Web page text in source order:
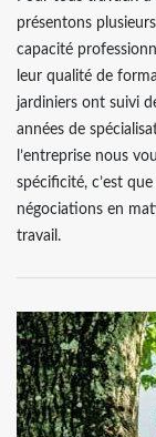
présentons
capacité
leur qualité de
jardiniers ont suivi
années de
l’entreprise nous
spécificité, c’est
négociations en
travail.